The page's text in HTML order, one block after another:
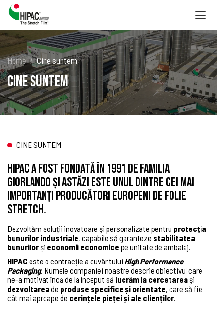
Home Cine suntem
Cine suntem
CINE SUNTEM
HIPAC a fost fondată în 1991 de familia
Giorlando și astăzi este unul dintre cei mai
importanți producători europeni de folie
stretch.
Dezvoltăm soluții inovatoare și personalizate pentru protecția
bunurilor industriale, capabile să garanteze stabilitatea
bunurilor și economii economice pe unitate de ambalaj.
HIPAC este o contracție a cuvântului High Performance
Packaging. Numele companiei noastre descrie obiectivul care
ne-a motivat încă de la început să lucrăm la cercetarea și
dezvoltareade produse specifice și orientate, care să fie
cât mai aproape de cerințele pieței și ale clienților.